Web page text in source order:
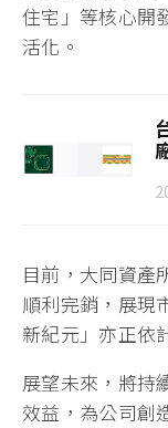
住宅」等核心開
活化。
目前，大同資產
順利完銷，展現
新紀元」亦正依
展望未來，將持
效益，為公司創